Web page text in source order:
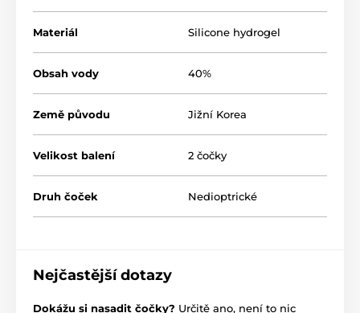
Materiál Silicone hydrogel
Obsah vody 40%
Země původu Jižní Korea
Velikost balení 2 čočky
Druh čoček Nedioptrické
Nejčastější dotazy
Dokážu si nasadit čočky? Určitě ano, není to nic